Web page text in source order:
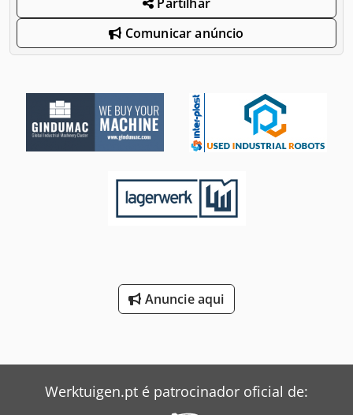
Comunicar anúncio
Anuncie aqui
Werktuigen.pt é patrocinador oficial de: